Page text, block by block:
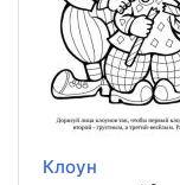
Клоун